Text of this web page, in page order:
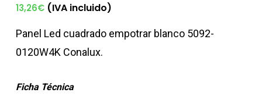
13,26€ (IVA incluido)
Panel Led cuadrado empotrar blanco 5092-
0120W4K Conalux.
Ficha Técnica